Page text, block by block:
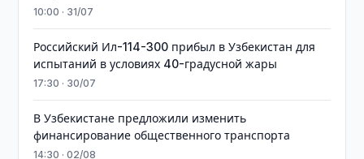
10:00 · 31/07
Российский Ил-114-300 прибыл в Узбекистан для
испытаний в условиях 40-градусной жары
17:30 · 30/07
В Узбекистане предложили изменить
финансирование общественного транспорта
14:30 · 02/08